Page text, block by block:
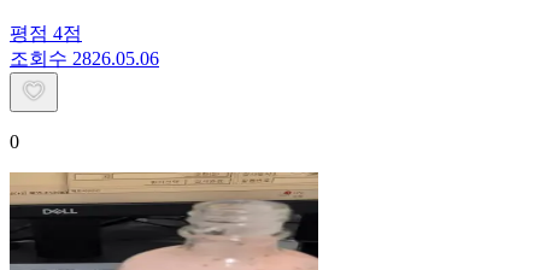
평점 4점
조회수 2826.05.06
0